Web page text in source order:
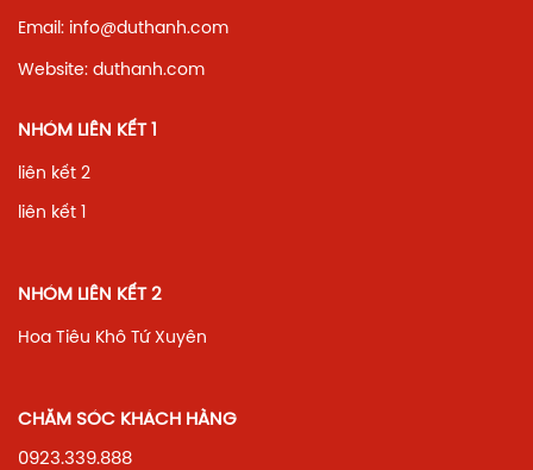
Email: info@duthanh.com
Website: duthanh.com
NHÓM LIÊN KẾT 1
liên kết 2
liên kết 1
NHÓM LIÊN KẾT 2
Hoa Tiêu Khô Tứ Xuyên
CHĂM SÓC KHÁCH HÀNG
0923.339.888